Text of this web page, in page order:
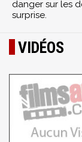
danger sur les
surprise.
VIDÉOS